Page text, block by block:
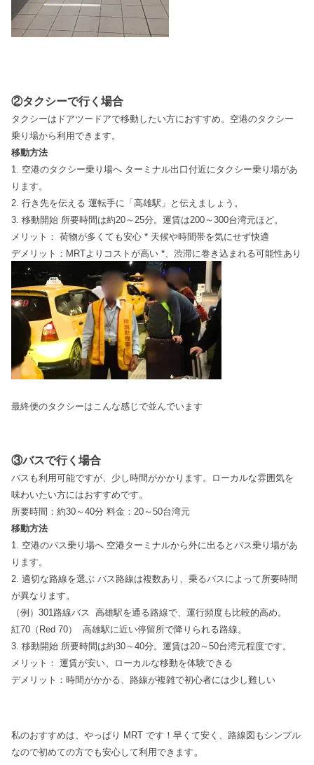
②タクシーで行く場合
タクシーはドアツードアで移動したい方におすすめ。空港のタクシー
乗り場から利用できます。
移動方法
1. 空港のタクシー乗り場へ ターミナル出口付近にタクシー乗り場があ
ります。
2. 行き先を伝える 運転手に「高雄駅」と伝えましょう。
3. 移動開始 所要時間は約20～25分。運賃は200～300台湾元ほど。
メリット： 荷物が多くても安心 * 天候や時間帯を気にせず快適
デメリット：MRTよりコストが高い *、渋滞に巻き込まれる可能性あり
最終便のタクシーはこんな感じで並んでいます
③バスで行く場合
バスも利用可能ですが、少し時間がかかります。ローカルな雰囲気を
味わいたい方にはおすすめです。
所要時間：約30～40分 料金：20～50台湾元
移動方法
1. 空港のバス乗り場へ 空港ターミナルから外に出るとバス乗り場があ
ります。
2. 適切な路線を選ぶ バス路線は複数あり、乗るバスによって所要時間
が異なります。
（例）301路線バス 高雄駅を通る路線で、運行頻度も比較的高め。
紅70（Red 70） 高雄駅に近い停留所で降りられる路線。
3. 移動開始 所要時間は約30～40分。運賃は20～50台湾元程度です。
メリット： 運賃が安い、ローカルな移動を体験できる
デメリット：時間がかかる、路線が複雑で初心者には少し難しい
私のおすすめは、やっぱり MRT です！早くて安く、路線図もシンプル
なので初めての方でも安心して利用できます 。